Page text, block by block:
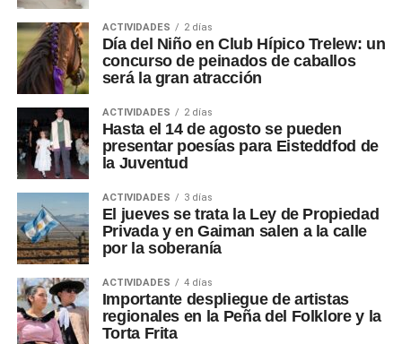
ACTIVIDADES 2 días
Día del Niño en Club Hípico Trelew: un
concurso de peinados de caballos
será la gran atracción
ACTIVIDADES 2 días
Hasta el 14 de agosto se pueden
presentar poesías para Eisteddfod de
la Juventud
ACTIVIDADES 3 días
El jueves se trata la Ley de Propiedad
Privada y en Gaiman salen a la calle
por la soberanía
ACTIVIDADES 4 días
Importante despliegue de artistas
regionales en la Peña del Folklore y la
Torta Frita